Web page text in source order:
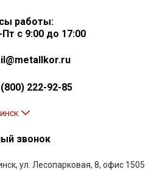
работы:
с 9:00 до 17:00
222-92-85
звонок
ул. Лесопарковая, 8, офис 1505